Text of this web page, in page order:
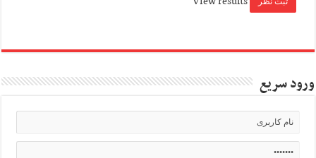
ورود سریع